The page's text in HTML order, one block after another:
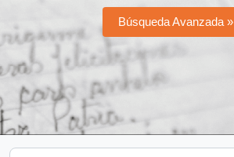
Búsqueda Avanzada »